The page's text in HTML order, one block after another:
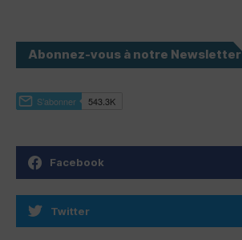
Abonnez-vous à notre Newsletter
Facebook
Twitter